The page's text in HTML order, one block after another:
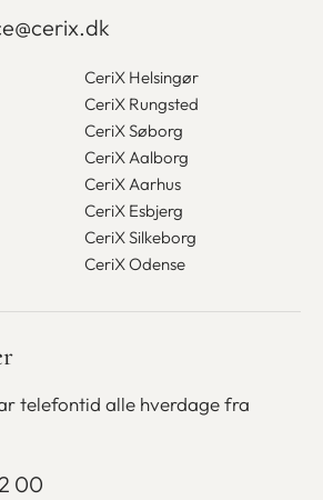
CeriX Helsingør
CeriX Rungsted
CeriX Søborg
CeriX Aalborg
CeriX Aarhus
CeriX Esbjerg
CeriX Silkeborg
CeriX Odense
telefontid alle hverdage fra
00